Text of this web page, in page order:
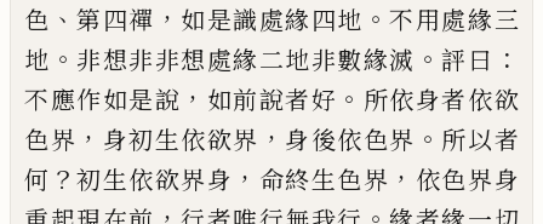
色 、第四禪 ， 如是識處緣四地 。不用處緣三
地 。 非想非非想處緣二地非數緣滅 。評曰 ：
不應作如是說 ， 如前說者好 。 所依身者依欲
色界 ， 身初生依欲界 ， 身後依色界 。 所以者
何 ？初生依欲界身 ， 命終生色界 ， 依色界身